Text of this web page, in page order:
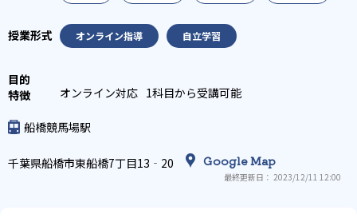
オンライン指導 自立学習
オンライン対応 1科目から受講可能
船橋競馬場駅
千葉県船橋市東船橋7丁目13‐20 Google Map
最終更新日： 2023/12/11 12:00